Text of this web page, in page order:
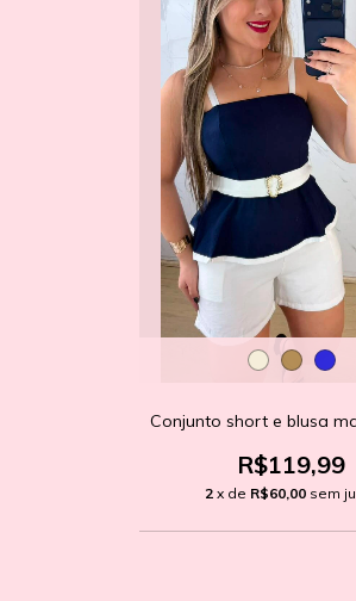
Conjunto short e blusa
R$119,99
2 x de R$60,00 sem